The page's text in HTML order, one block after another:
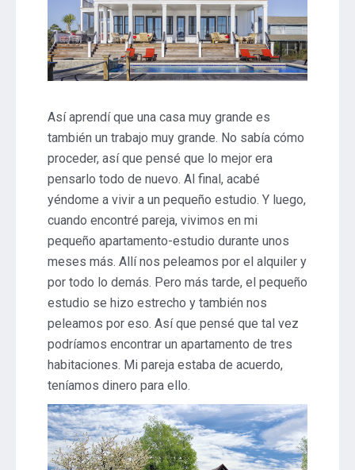
Así aprendí que una casa muy grande es
también un trabajo muy grande. No sabía cómo
proceder, así que pensé que lo mejor era
pensarlo todo de nuevo. Al final, acabé
yéndome a vivir a un pequeño estudio. Y luego,
cuando encontré pareja, vivimos en mi
pequeño apartamento-estudio durante unos
meses más. Allí nos peleamos por el alquiler y
por todo lo demás. Pero más tarde, el pequeño
estudio se hizo estrecho y también nos
peleamos por eso. Así que pensé que tal vez
podríamos encontrar un apartamento de tres
habitaciones. Mi pareja estaba de acuerdo,
teníamos dinero para ello.